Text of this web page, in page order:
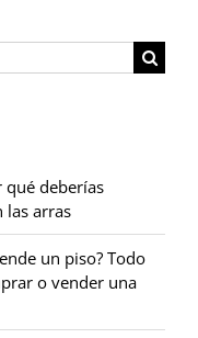
qué deberías
las arras
un piso? Todo
o vender una